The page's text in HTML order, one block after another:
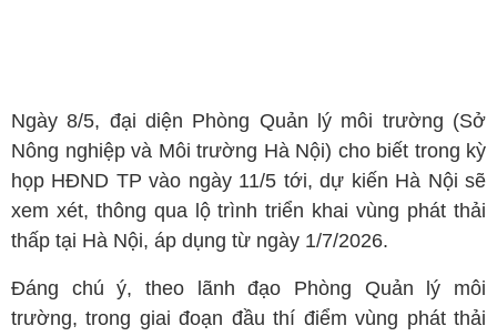
Ngày 8/5, đại diện Phòng Quản lý môi trường (Sở
Nông nghiệp và Môi trường Hà Nội) cho biết trong kỳ
họp HĐND TP vào ngày 11/5 tới, dự kiến Hà Nội sẽ
xem xét, thông qua lộ trình triển khai vùng phát thải
thấp tại Hà Nội, áp dụng từ ngày 1/7/2026.
Đáng chú ý, theo lãnh đạo Phòng Quản lý môi
trường, trong giai đoạn đầu thí điểm vùng phát thải